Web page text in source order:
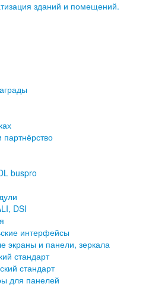
зданий и помещений.
партнёрство
buspro
DSI
интерфейсы
экраны и панели, зеркала
стандарт
стандарт
для панелей